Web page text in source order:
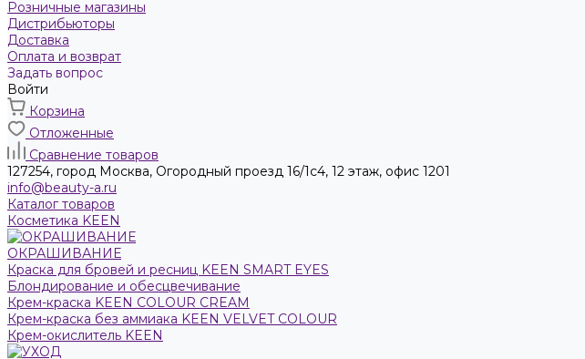
Розничные магазины
Дистрибьюторы
Доставка
Оплата и возврат
Задать вопрос
Войти
Корзина
Отложенные
Сравнение товаров
127254, город Москва, Огородный проезд 16/1с4, 12 этаж, офис 1201
info@beauty-a.ru
Каталог товаров
Косметика KEEN
ОКРАШИВАНИЕ
Краска для бровей и ресниц KEEN SMART EYES
Блондирование и обесцвечивание
Крем-краска KEEN COLOUR CREAM
Крем-краска без аммиака KEEN VELVET COLOUR
Крем-окислитель KEEN